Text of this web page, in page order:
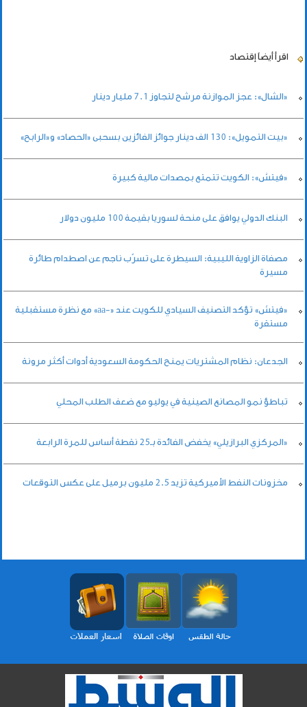
اقرأ أيضاً إقتصاد
«الشال»: عجز الموازنة مرشح لتجاوز 7.1 مليار دينار
«بيت التمويل»: 130 الف دينار جوائز الفائزين بسحبى «الحصاد» و«الرابح»
«فيتش»: الكويت تتمتع بمصدات مالية كبيرة
البنك الدولي يوافق على منحة لسوريا بقيمة 100 مليون دولار
مصفاة الزاوية الليبية: السيطرة على تسرّب ناجم عن اصطدام طائرة
مسيرة
«فيتش» تؤكد التصنيف السيادي للكويت عند «-aa» مع نظرة مستقبلية
مستقرة
الجدعان: نظام المشتريات يمنح الحكومة السعودية أدوات أكثر مرونة
تباطؤ نمو المصانع الصينية في يوليو مع ضعف الطلب المحلي
«المركزي البرازيلي» يخفض الفائدة بـ25 نقطة أساس للمرة الرابعة
مخزونات النفط الأميركية تزيد 2.5 مليون برميل على عكس التوقعات